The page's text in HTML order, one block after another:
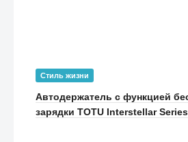
Стиль жизни
Автодержатель с функцией
зарядки TOTU Interstellar Series